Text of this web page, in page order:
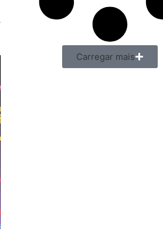
Carregar mais